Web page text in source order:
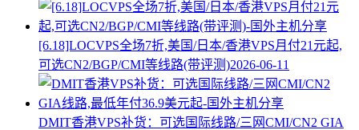
[6.18]LOCVPS全场7折,美国/日本/香港VPS月付21元起,
可选CN2/BGP/CMI等线路(带评测)2026-06-11
DMIT香港VPS补货：可选国际线路/三网CMI/CN2 GIA